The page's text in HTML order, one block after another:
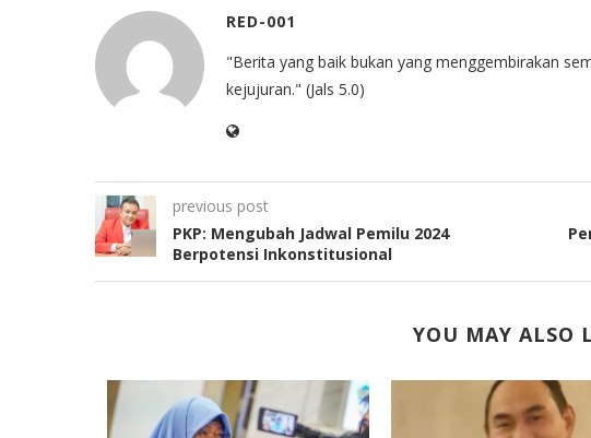
RED-001
"Berita yang baik bukan yang menggembirakan
kejujuran." (Jals 5.0)
previous post
PKP: Mengubah Jadwal Pemilu 2024
Berpotensi Inkonstitusional
YOU MAY ALSO